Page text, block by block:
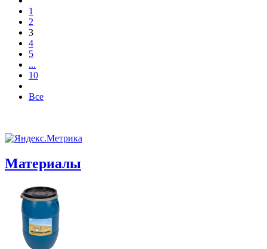
1
2
3
4
5
...
10
Все
Материалы